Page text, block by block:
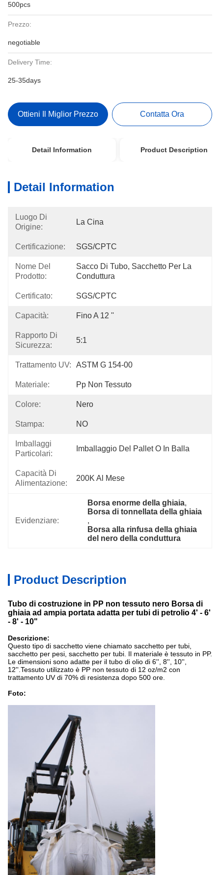
500pcs
Prezzo:
negotiable
Delivery Time:
25-35days
Ottieni Il Miglior Prezzo Contatta Ora
Detail Information Product Description
Detail Information
Luogo Di
Origine:
La Cina
Certificazione: SGS/CPTC
Nome Del
Prodotto:
Sacco Di Tubo, Sacchetto Per La
Conduttura
Certificato: SGS/CPTC
Capacità: Fino A 12 ''
Rapporto Di
Sicurezza:
5:1
Trattamento UV: ASTM G 154-00
Materiale: Pp Non Tessuto
Colore: Nero
Stampa: NO
Imballaggi
Particolari:
Imballaggio Del Pallet O In Balla
Capacità Di
Alimentazione:
200K Al Mese
Evidenziare:
Borsa enorme della ghiaia,
Borsa di tonnellata della ghiaia
,
Borsa alla rinfusa della ghiaia
del nero della conduttura
Product Description
Tubo di costruzione in PP non tessuto nero Borsa di
ghiaia ad ampia portata adatta per tubi di petrolio 4' - 6'
- 8' - 10"
Descrizione:
Questo tipo di sacchetto viene chiamato sacchetto per tubi,
sacchetto per pesi, sacchetto per tubi. Il materiale è tessuto in PP.
Le dimensioni sono adatte per il tubo di olio di 6'', 8'', 10'',
12''.Tessuto utilizzato è PP non tessuto di 12 oz/m2 con
trattamento UV di 70% di resistenza dopo 500 ore.
Foto: